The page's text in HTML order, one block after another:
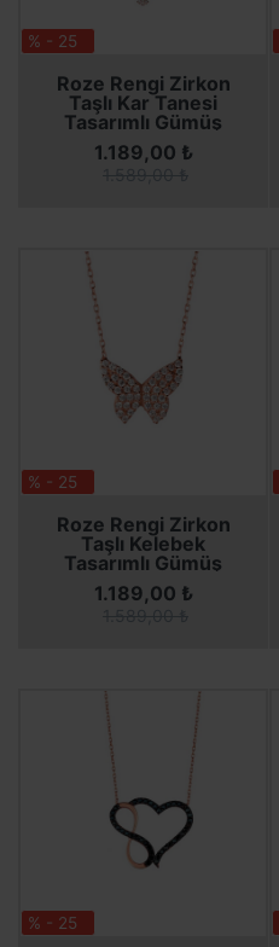
% - 25
Roze Rengi Zirkon
Taşlı Kar Tanesi
Tasarımlı Gümüş
Kadın Kolye
SEPETE EKLE
1.189,00 ₺
SEPETE EKLE
% - 25
Roze Rengi Zirkon
Taşlı Kelebek
Tasarımlı Gümüş
Kadın Kolye
SEPETE EKLE
1.189,00 ₺
SEPETE EKLE
% - 25